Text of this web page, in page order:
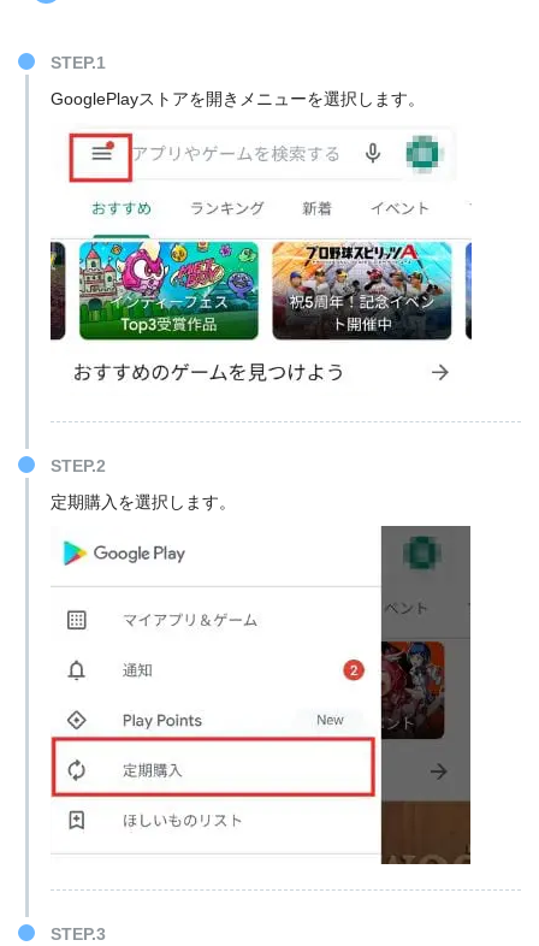
STEP.1
GooglePlayストアを開きメニューを選択します。
STEP.2
定期購入を選択します。
STEP.3